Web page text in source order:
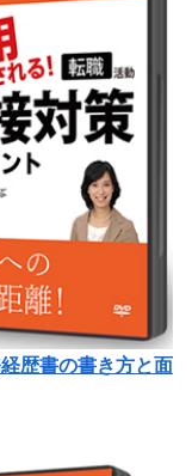
歴書の書き方と面